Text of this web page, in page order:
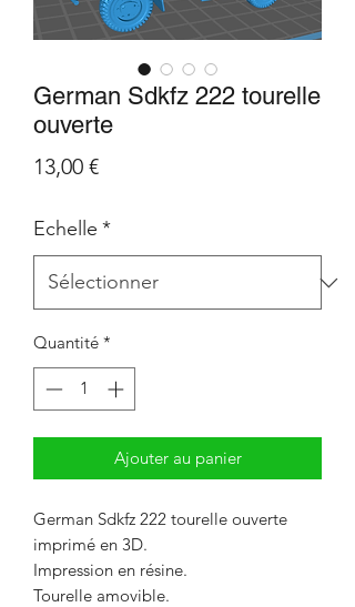
German Sdkfz 222 tourelle
ouverte
13,00 €Prix
Echelle *
Quantité *
Ajouter au panier
German Sdkfz 222 tourelle ouverte
imprimé en 3D.
Impression en résine.
Tourelle amovible.